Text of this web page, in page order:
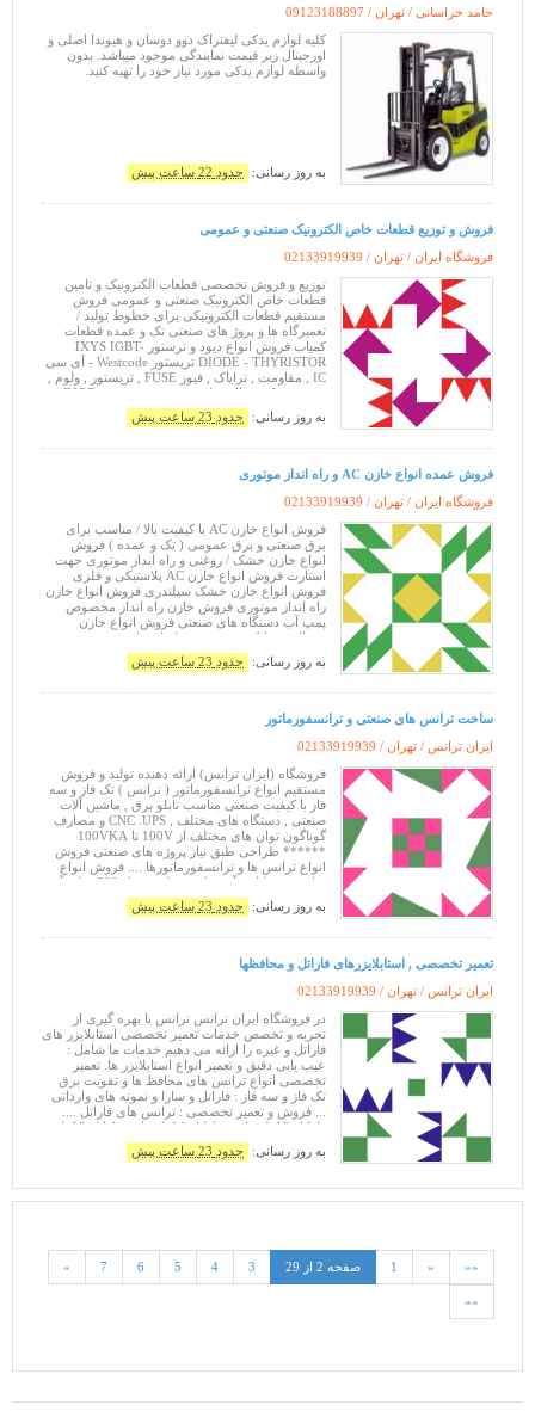
حامد خراسانی / تهران / 09123188897
کلیه لوازم یدکی لیفتراک دوو دوسان و هیوندا اصلی و
اورجینال زیر قیمت نمایندگی موجود میباشد. بدون
واسطه لوازم یدکی مورد نیاز خود را تهیه کنید.
به روز رسانی: حدود 22 ساعت پیش
فروش و توزیع قطعات خاص الکترونیک صنعتی و عمومی
فروشگاه ایران / تهران / 02133919939
توزیع و فروش تخصصی قطعات الکترونیک و تامین
قطعات خاص الکترونیک صنعتی و عمومی فروش
مستقیم قطعات الکترونیکی برای خطوط تولید /
تعمیرگاه ها و پروژ های صنعتی تک و عمده قطعات
کمیاب فروش انواع دیود و ترستور IXYS IGBT-
DIODE - THYRISTOR تریستور Westcode - آی سی
IC , مقاومت , ترایاک , فیوز FUSE , تریستور , ولوم ,
وریستور سفارش قطعات خاص الکترونیک
به روز رسانی: حدود 23 ساعت پیش
فروش عمده انواع خازن AC و راه انداز موتوری
فروشگاه ایران / تهران / 02133919939
فروش انواع خازن AC با کیفیت بالا / مناسب برای
برق صنعتی و برق عمومی ( تک و عمده ) فروش
انواع خازن خشک / روغنی و راه انداز موتوری جهت
استارت فروش انواع خازن AC پلاستیکی و فلزی
فروش انواع خازن خشک سیلندری فروش انواع خازن
راه انداز موتوری فروش خازن راه انداز مخصوص
پمپ آب دستگاه های صنعتی فروش انواع خازن
یخچالی و مایکرو ویو فروش انواع خازن روغنی فروش
انواع خازن کولری ( آبی , اسپیلت ) فروش ا
به روز رسانی: حدود 23 ساعت پیش
ساخت ترانس های صنعتی و ترانسفورماتور
ایران ترانس / تهران / 02133919939
فروشگاه (ایران ترانس) ارائه دهنده تولید و فروش
مستقیم انواع ترانسفورماتور ( ترانس ) تک فاز و سه
فاز با کیفیت صنعتی مناسب تابلو برق , ماشین آلات
صنعتی , دستگاه های مختلف , CNC .UPS و مصارف
گوناگون توان های مختلف از 100V تا 100VKA
****** طراحی طبق نیاز پروژه های صنعتی فروش
انواع ترانس ها و ترانسفورماتورها .... فروش انواع
ترانس در ولتاژ و آمپرهای مختلف .... از 300 میلی آمپر
به روز رسانی: حدود 23 ساعت پیش
تعمیر تخصصی , استابلایزرهای فاراتل و محافظها
ایران ترانس / تهران / 02133919939
در فروشگاه ایران ترانس ترانس با بهره گیری از
تجربه و تخصص خدمات تعمیر تخصصی استابلایزر های
فاراتل و غیره را ارائه می دهیم خدمات ما شامل :
عیب یابی دقیق و تعمیر انواع استابلایزر ها. تعمیر
تخصصی انواع ترانس های محافظ ها و تقویت برق
تک فاز و سه فاز : فاراتل و سارا و نمونه های وارداتی
... فروش و تعمیر تخصصی : ترانس های فاراتل ....
فاراتل 2 کیلو وات . فاراتل 6 کیلو وات. فاراتل 8 کیلو
به روز رسانی: حدود 23 ساعت پیش
««
«
1 صفحه 2 از 29 3
4
5
6
7
»
»»